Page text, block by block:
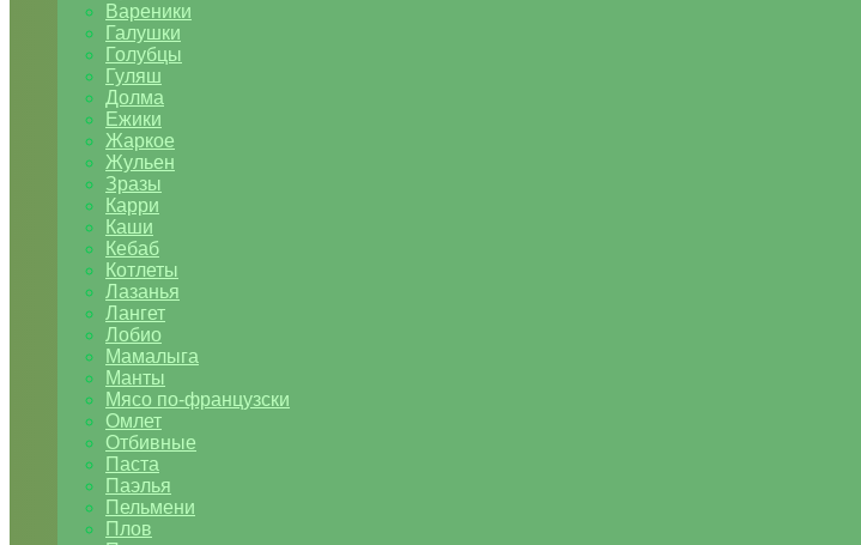
Вареники
Галушки
Голубцы
Гуляш
Долма
Ежики
Жаркое
Жульен
Зразы
Карри
Каши
Кебаб
Котлеты
Лазанья
Лангет
Лобио
Мамалыга
Манты
Мясо по-французски
Омлет
Отбивные
Паста
Паэлья
Пельмени
Плов